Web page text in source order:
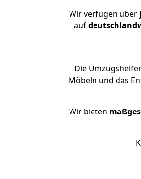
Wir verfügen über
auf
Die
Möbeln und das
Wir bieten